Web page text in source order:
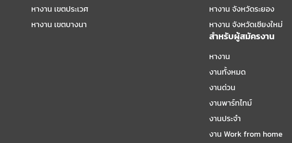
หางาน เขตประเวศ
หางาน เขตบางนา
หางาน จังหวัดระยอง
หางาน จังหวัดเชียงใหม่
สำหรับผู้สมัครงาน
หางาน
งานทั้งหมด
งานด่วน
งานพาร์ทไทม์
งานประจำ
งาน Work from home